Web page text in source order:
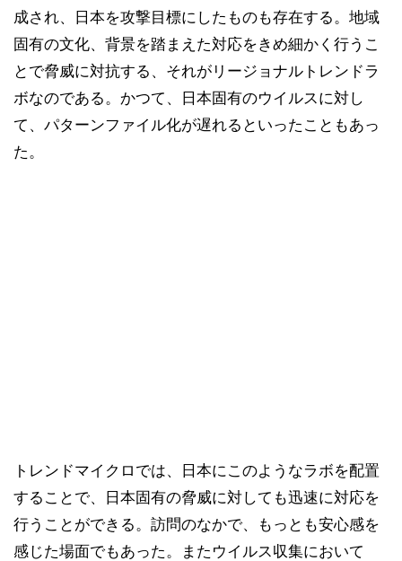
成され、日本を攻撃目標にしたものも存在する。地域
固有の文化、背景を踏まえた対応をきめ細かく行うこ
とで脅威に対抗する、それがリージョナルトレンドラ
ボなのである。かつて、日本固有のウイルスに対し
て、パターンファイル化が遅れるといったこともあっ
た。
トレンドマイクロでは、日本にこのようなラボを配置
することで、日本固有の脅威に対しても迅速に対応を
行うことができる。訪問のなかで、もっとも安心感を
感じた場面でもあった。またウイルス収集において